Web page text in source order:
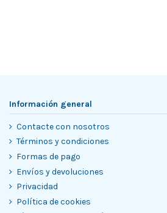
Información general
Contacte con nosotros
Términos y condiciones
Formas de pago
Envíos y devoluciones
Privacidad
Política de cookies